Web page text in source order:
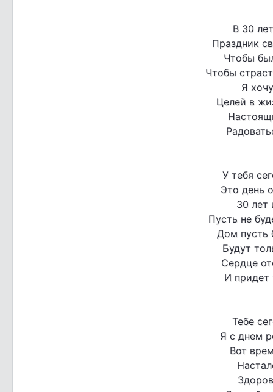
В 30
Праздник
Чтобы
Чтобы
Я
Целей в
У тебя
Это день
30 лет
Пусть не
Дом пусть
Будут
Сердце
И придет
Тебе
Я с днем
Вот